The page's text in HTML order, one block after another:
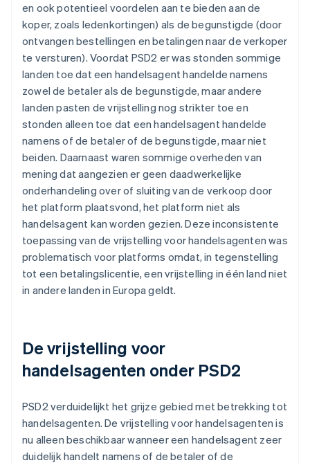
en ook potentieel voordelen aan te bieden aan de
koper, zoals ledenkortingen) als de begunstigde (door
ontvangen bestellingen en betalingen naar de verkoper
te versturen). Voordat PSD2 er was stonden sommige
landen toe dat een handelsagent handelde namens
zowel de betaler als de begunstigde, maar andere
landen pasten de vrijstelling nog strikter toe en
stonden alleen toe dat een handelsagent handelde
namensof de betalerof de begunstigde, maar niet
beiden. Daarnaast waren sommige overheden van
mening dat aangezien er geen daadwerkelijke
onderhandeling over of sluiting van de verkoop door
het platform plaatsvond, het platform niet als
handelsagent kan worden gezien. Deze inconsistente
toepassing van de vrijstelling voor handelsagenten was
problematisch voor platforms omdat, in tegenstelling
tot een betalingslicentie, een vrijstelling in één land niet
in andere landen in Europa geldt.
De vrijstelling voor
handelsagenten onder PSD2
PSD2 verduidelijkt het grijze gebied met betrekking tot
handelsagenten. De vrijstelling voor handelsagenten is
nu alleen beschikbaar wanneer een handelsagent zeer
duidelijk handelt namens of de betaler of de